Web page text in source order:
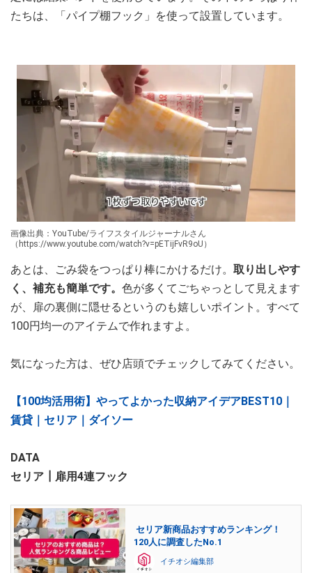
たちは、「パイプ棚フック」を使って設置しています。
画像出典：YouTube/ライフスタイルジャーナルさん
（https://www.youtube.com/watch?v=pETijFvR9oU）
あとは、ごみ袋をつっぱり棒にかけるだけ。 取り出しやす
く、補充も簡単です。 色が多くてごちゃっとして見えます
が、扉の裏側に隠せるというのも嬉しいポイント。すべて
100円均一のアイテムで作れますよ。
気になった方は、ぜひ店頭でチェックしてみてください。
【100均活用術】やってよかった収納アイデアBEST10｜
賃貸｜セリア｜ダイソー
DATA
セリア┃扉用4連フック
セリア新商品おすすめランキング！
120人に調査したNo.1
イチオシ編集部